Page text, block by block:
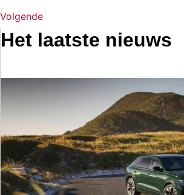
Volgende
Het laatste nieuws